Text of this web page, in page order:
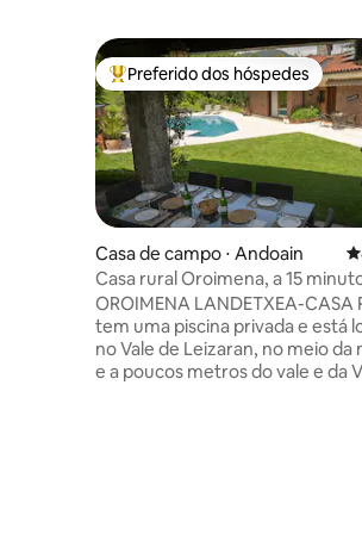
Entre os melhores preferidos dos
Preferido dos hóspedes
Casa de campo ⋅ Andoain
Casa rural Oroimena, a 15
Sebastián
OROIMENA LANDETXEA-CASA
tem uma piscina privada e está
no Vale de Leizaran, no meio da
e a poucos metros do vale e da